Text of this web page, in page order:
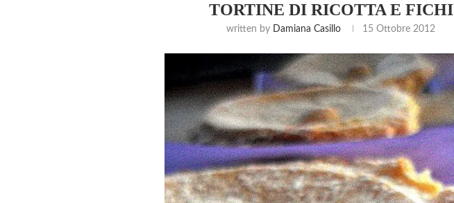
TORTINE DI RICOTTA E FICHI
written by Damiana Casillo 15 Ottobre 2012